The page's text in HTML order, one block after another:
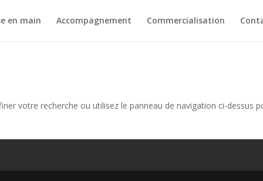
en main Accompagnement Commercialisation
votre recherche ou utilisez le panneau de navigation ci-dessus